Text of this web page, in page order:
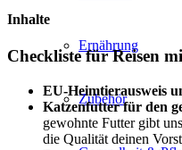
Ernährung
Zubehör
Inhalte
Checkliste für Reisen
EU-Heimtierausweis
Katzenfutter für den
gewohnte Futter gibt
die Qualität deinen